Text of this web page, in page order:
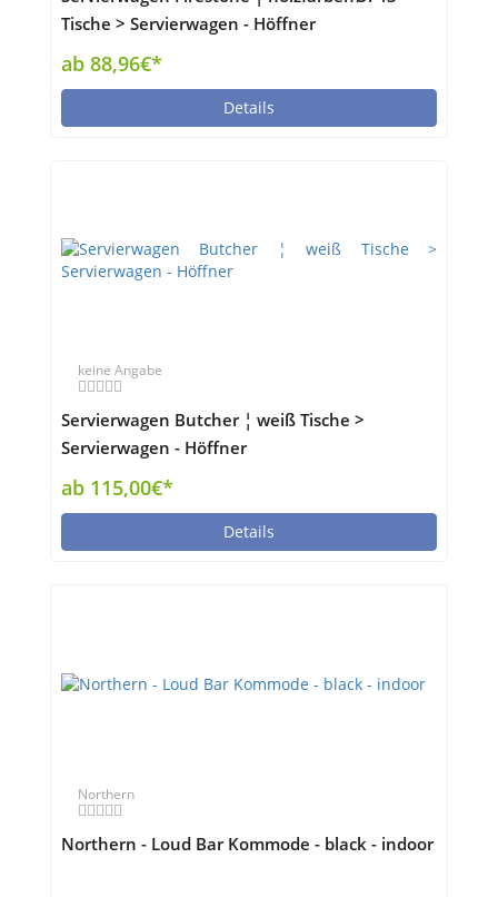
Tische > Servierwagen - Höffner
ab 88,96€*
Details
keine Angabe
Servierwagen Butcher ¦ weiß Tische >
Servierwagen - Höffner
ab 115,00€*
Details
Northern
Northern - Loud Bar Kommode - black - indoor